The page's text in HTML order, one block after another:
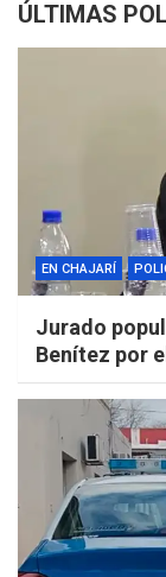
ÚLTIMAS
EN CHAJARÍ
Jurado
Benítez por